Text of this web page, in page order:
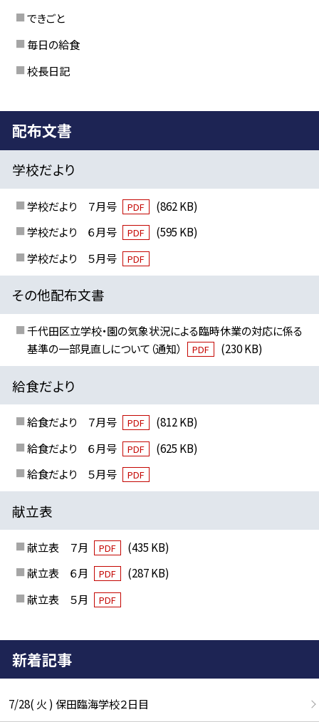
できごと
毎日の給食
校長日記
配布文書
学校だより
学校だより ７月号 PDF
(862 KB)
学校だより ６月号
PDF
(595 KB)
学校だより ５月号
PDF
その他配布文書
千代田区立学校・園の気象状況による臨時休業の対応に係る
基準の一部見直しについて（通知）
PDF (230 KB)
給食だより
給食だより ７月号 PDF
(812 KB)
給食だより ６月号
PDF
(625 KB)
給食だより ５月号
PDF
献立表
献立表 ７月 PDF
(435 KB)
献立表 ６月
PDF
(287 KB)
献立表 ５月
PDF
新着記事
7/28( 火 ) 保田臨海学校２日目